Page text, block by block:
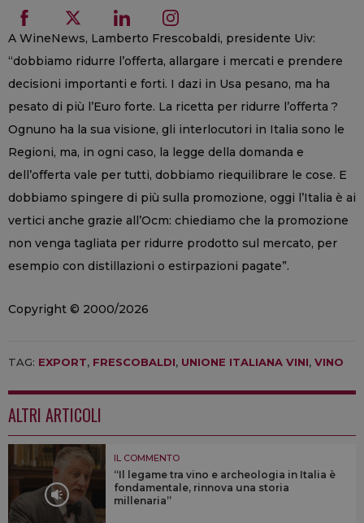
A WineNews, Lamberto Frescobaldi, presidente Uiv:
“dobbiamo ridurre l’offerta, allargare i mercati e prendere
decisioni importanti e forti. I dazi in Usa pesano, ma ha
pesato di più l’Euro forte. La ricetta per ridurre l’offerta ?
Ognuno ha la sua visione, gli interlocutori in Italia sono le
Regioni, ma, in ogni caso, la legge della domanda e
dell’offerta vale per tutti, dobbiamo riequilibrare le cose. E
dobbiamo spingere di più sulla promozione, oggi l’Italia è ai
vertici anche grazie all’Ocm: chiediamo che la promozione
non venga tagliata per ridurre prodotto sul mercato, per
esempio con distillazioni o estirpazioni pagate”.
Copyright © 2000/2026
TAG: EXPORT, FRESCOBALDI, UNIONE ITALIANA VINI, VINO
ALTRI ARTICOLI
IL COMMENTO
“Il legame tra vino e archeologia in Italia è
fondamentale, rinnova una storia
millenaria”